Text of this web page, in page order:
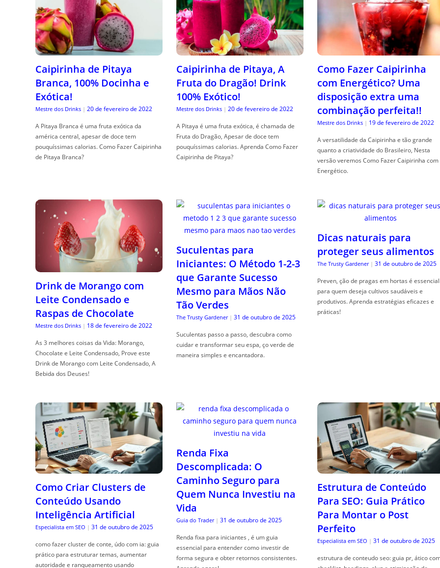
Caipirinha de Pitaya
Branca, 100% Docinha e
Exótica!
Mestre dos Drinks | 20 de fevereiro de 2022
A Pitaya Branca é uma fruta exótica da
américa central, apesar de doce tem
pouquíssimas calorias. Como Fazer Caipirinha
de Pitaya Branca?
Caipirinha de Pitaya, A
Fruta do Dragão! Drink
100% Exótico!
Mestre dos Drinks | 20 de fevereiro de 2022
A Pitaya é uma fruta exótica, é chamada de
Fruta do Dragão, Apesar de doce tem
pouquíssimas calorias. Aprenda Como Fazer
Caipirinha de Pitaya?
Como Fazer Caipirinha
com Energético? Uma
disposição extra uma
combinação perfeita!!
Mestre dos Drinks | 19 de fevereiro de 2022
A versatilidade da Caipirinha e tão grande
quanto a criatividade do Brasileiro, Nesta
versão veremos Como Fazer Caipirinha com
Energético.
Drink de Morango com
Leite Condensado e
Raspas de Chocolate
Mestre dos Drinks | 18 de fevereiro de 2022
As 3 melhores coisas da Vida: Morango,
Chocolate e Leite Condensado, Prove este
Drink de Morango com Leite Condensado, A
Bebida dos Deuses!
Suculentas para
Iniciantes: O Método 1-2-3
que Garante Sucesso
Mesmo para Mãos Não
Tão Verdes
The Trusty Gardener | 31 de outubro de 2025
Suculentas passo a passo, descubra como
cuidar e transformar seu espa, ço verde de
maneira simples e encantadora.
Dicas naturais para
proteger seus alimentos
The Trusty Gardener | 31 de outubro de 2025
Preven, ção de pragas em hortas é essencial
para quem deseja cultivos saudáveis e
produtivos. Aprenda estratégias eficazes e
práticas!
Como Criar Clusters de
Conteúdo Usando
Inteligência Artificial
Especialista em SEO | 31 de outubro de 2025
como fazer cluster de conte, údo com ia: guia
prático para estruturar temas, aumentar
autoridade e ranqueamento usando
Renda Fixa
Descomplicada: O
Caminho Seguro para
Quem Nunca Investiu na
Vida
Guia do Trader | 31 de outubro de 2025
Renda fixa para iniciantes , é um guia
essencial para entender como investir de
forma segura e obter retornos consistentes.
Estrutura de Conteúdo
Para SEO: Guia Prático
Para Montar o Post
Perfeito
Especialista em SEO | 31 de outubro de 2025
estrutura de conteudo seo: guia pr, ático